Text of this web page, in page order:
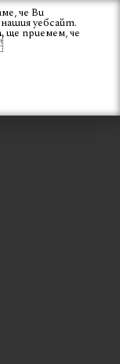
че Ви
уебсайт.
ще приемем, че